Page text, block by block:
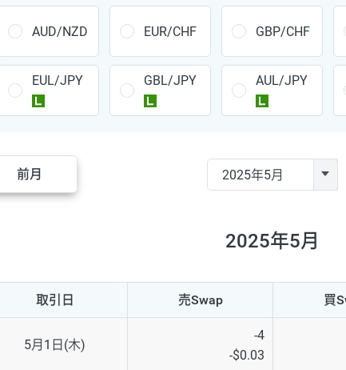
PLN/JPY 35円
HUF/JPY 16円
ZAR/JPY 130円
MXN/JPY 140円
AUD/USD
41円
AUD/NZD EUR/CHF GBP/CHF
EUL/JPY
GBL/JPY
AUL/JPY
前月
2025年5月
取引日 売Swap 買
5月1日(木)
-4
-$0.03